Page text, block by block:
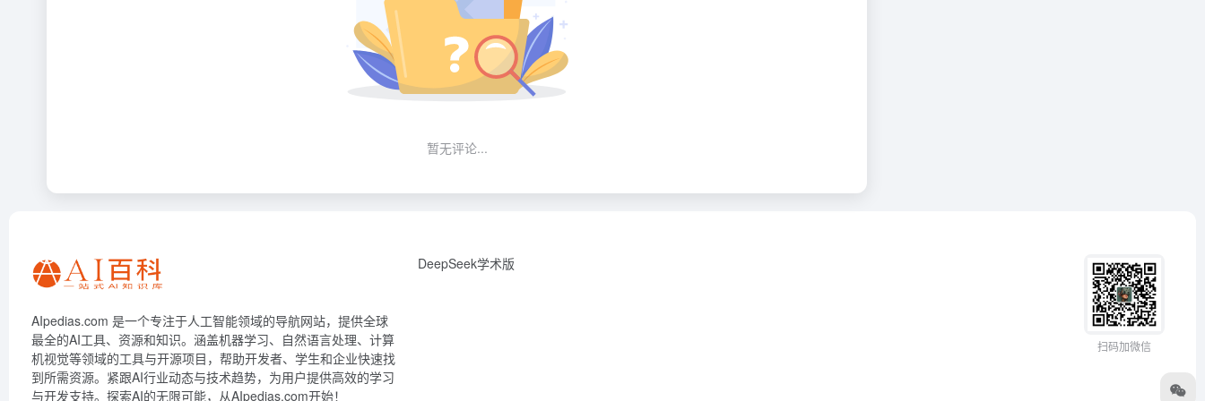
暂无评论...
AIpedias.com 是一个专注于人工智能领域的导航网站，提供全球
最全的AI工具、资源和知识。涵盖机器学习、自然语言处理、计算
机视觉等领域的工具与开源项目，帮助开发者、学生和企业快速找
到所需资源。紧跟AI行业动态与技术趋势，为用户提供高效的学习
与开发支持。探索AI的无限可能，从AIpedias.com开始！
DeepSeek学术版
扫码加微信